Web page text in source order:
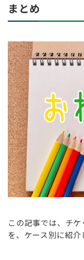
まとめ
この記事では、チ
を、ケース別に紹介